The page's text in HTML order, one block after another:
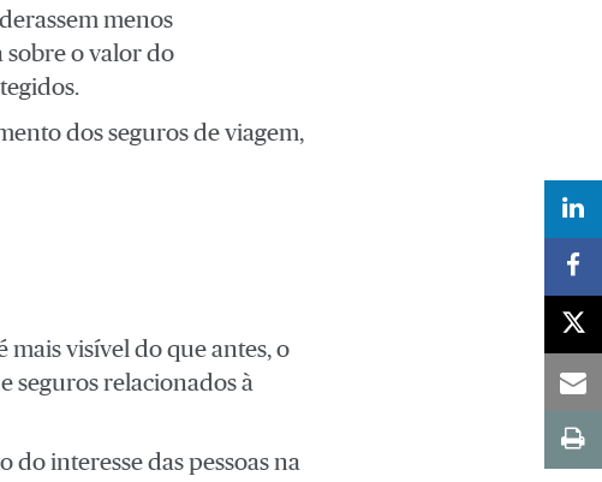
menos
sobre o valor do
dos seguros de viagem,
mais visível do que antes, o
seguros relacionados à
do interesse das pessoas na